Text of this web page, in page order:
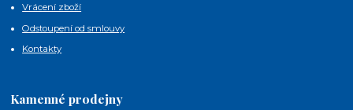
Vrácení zboží
Odstoupení od smlouvy
Kontakty
Kamenné prodejny